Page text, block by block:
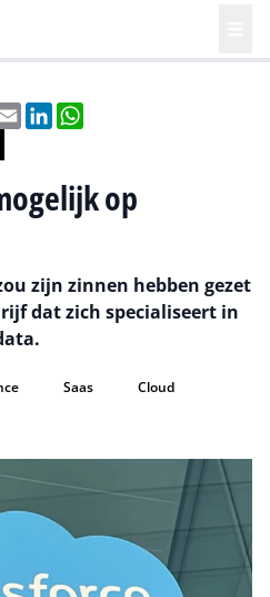
EmailLinkedIn
op
zijn zinnen hebben gezet
dat zich specialiseert in
Saas
Cloud